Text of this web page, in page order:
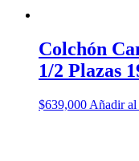
Colchón
1/2 Plazas
$639,000 Añadir al